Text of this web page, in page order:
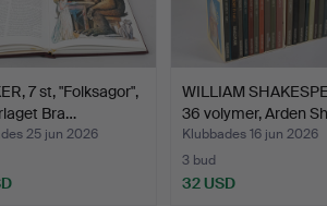
7 st, "Folksagor",
Bra…
25 jun 2026
WILLIAM
36 volymer, Arden
Klubbades 16 jun 2026
3 bud
32 USD